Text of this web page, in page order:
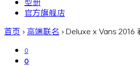
官方旗舰店
首页 › 高端联名 ›Deluxe x Vans 2016
0
0